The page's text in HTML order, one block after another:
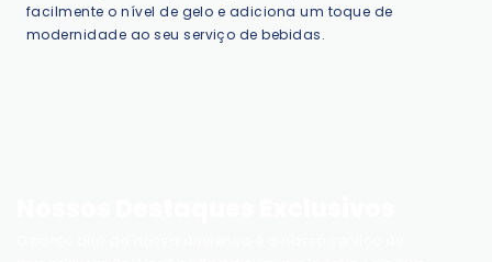
facilmente o nível de gelo e adiciona um toque de
modernidade ao seu serviço de bebidas.